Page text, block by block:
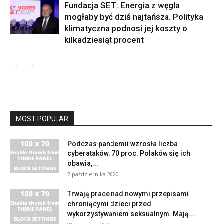
Fundacja SET: Energia z węgla
mogłaby być dziś najtańsza. Polityka
klimatyczna podnosi jej koszty o
kilkadziesiąt procent
MOST POPULAR
Podczas pandemii wzrosła liczba
cyberataków. 70 proc. Polaków się ich
obawia,...
7 października 2020
Trwają prace nad nowymi przepisami
chroniącymi dzieci przed
wykorzystywaniem seksualnym. Mają...